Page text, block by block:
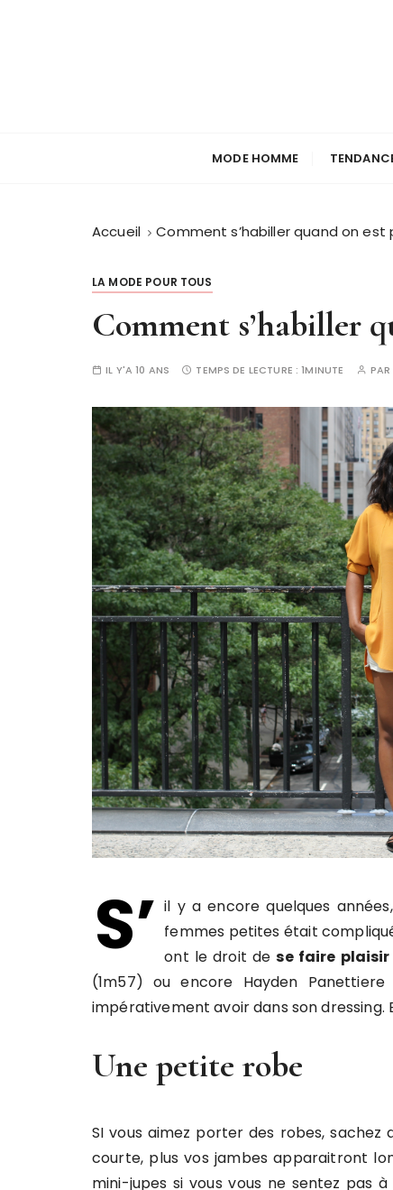
MODE HOMME
Accueil Comment s’habiller quand on est
LA MODE POUR TOUS
Comment s’habiller
IL Y'A 10 ANS TEMPS DE LECTURE :1MINUTE PAR
S’ il y a encore quelques
femmes petites était
ont le droit dese faire plaisir
(1m57) ou encore Hayden
impérativement avoir dans son dressing.
Une petite robe
SI vous aimez porter des robes,
courte, plus vos jambes apparaitront
mini-jupes si vous vous ne sentez pas